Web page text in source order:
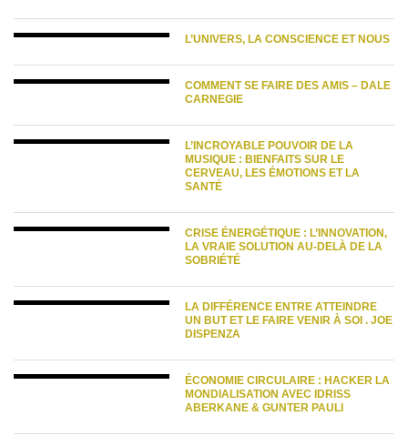
L’UNIVERS, LA CONSCIENCE ET NOUS
COMMENT SE FAIRE DES AMIS – DALE
CARNEGIE
L’INCROYABLE POUVOIR DE LA
MUSIQUE : BIENFAITS SUR LE
CERVEAU, LES ÉMOTIONS ET LA
SANTÉ
CRISE ÉNERGÉTIQUE : L’INNOVATION,
LA VRAIE SOLUTION AU-DELÀ DE LA
SOBRIÉTÉ
LA DIFFÉRENCE ENTRE ATTEINDRE
UN BUT ET LE FAIRE VENIR À SOI . JOE
DISPENZA
ÉCONOMIE CIRCULAIRE : HACKER LA
MONDIALISATION AVEC IDRISS
ABERKANE & GUNTER PAULI